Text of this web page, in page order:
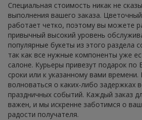
Специальная стоимость никак не
выполнения вашего заказа. Цветочный
работает четко, поэтому вы можете
привычный высокий уровень
популярные букеты из этого раздела
так как все нужные компоненты уже
салоне. Курьеры привезут подарок по
сроки или к указанному вами
волноваться о каких-либо задержках
праздничных событий. Каждый заказ
важен, и мы искренне заботимся о
радости получателя.